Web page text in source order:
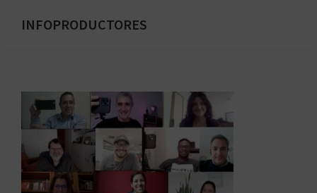
INFOPRODUCTORES
digitales